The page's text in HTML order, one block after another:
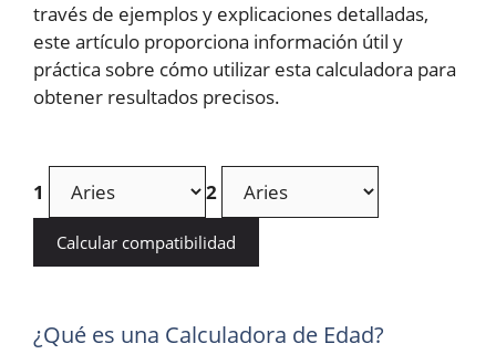
través de ejemplos y explicaciones detalladas,
este artículo proporciona información útil y
práctica sobre cómo utilizar esta calculadora para
obtener resultados precisos.
1 2
Calcular compatibilidad
¿Qué es una Calculadora de Edad?